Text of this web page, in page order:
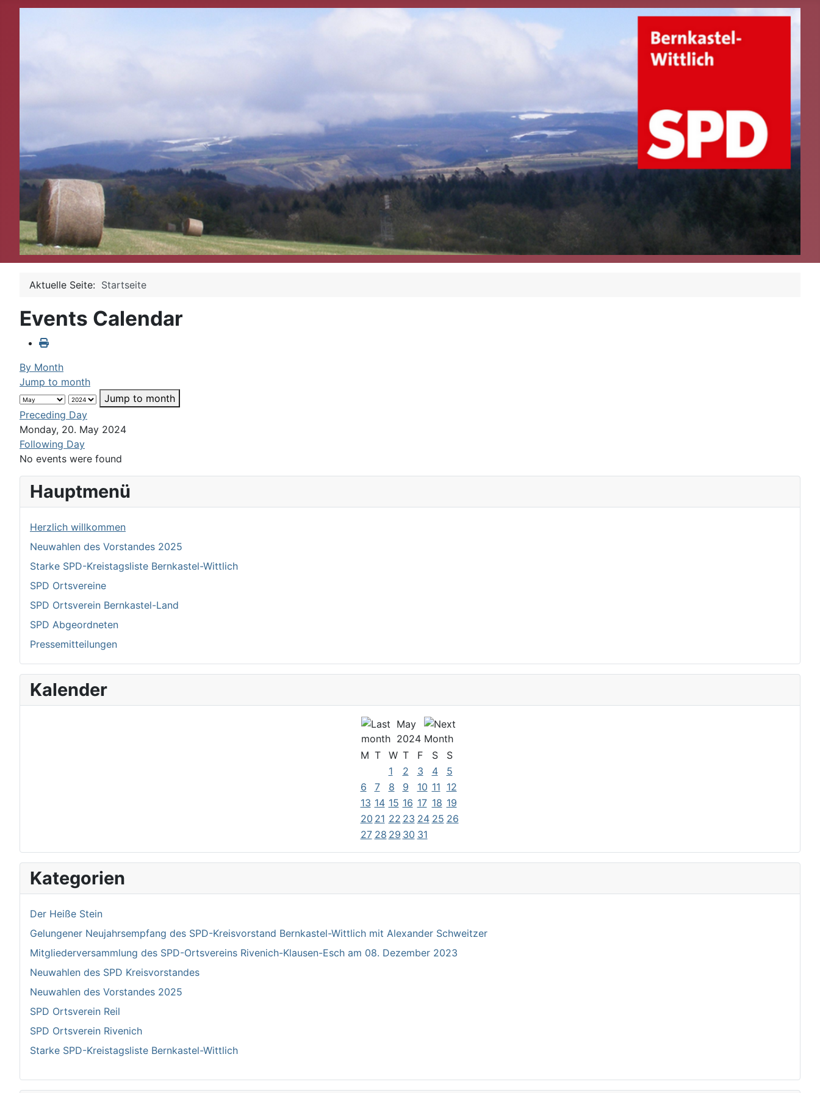
Aktuelle Seite: Startseite
Events Calendar
By Month
Jump to month
Jump to month
Preceding Day
Monday, 20. May 2024
Following Day
No events were found
Hauptmenü
Herzlich willkommen
Neuwahlen des Vorstandes 2025
Starke SPD-Kreistagsliste Bernkastel-Wittlich
SPD Ortsvereine
SPD Ortsverein Bernkastel-Land
SPD Abgeordneten
Pressemitteilungen
Kalender
May
2024
M T W T F S
S
1
2 3 4
5
6
7 8 9 10 11 12
13 14 15 16 17 18 19
20 21 22 23 24 25 26
27 28 29 30 31
Kategorien
Der Heiße Stein
Gelungener Neujahrsempfang des SPD-Kreisvorstand Bernkastel-Wittlich mit Alexander Schweitzer
Mitgliederversammlung des SPD-Ortsvereins Rivenich-Klausen-Esch am 08. Dezember 2023
Neuwahlen des SPD Kreisvorstandes
Neuwahlen des Vorstandes 2025
SPD Ortsverein Reil
SPD Ortsverein Rivenich
Starke SPD-Kreistagsliste Bernkastel-Wittlich